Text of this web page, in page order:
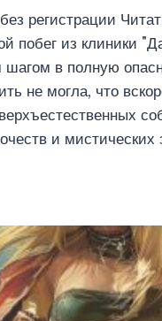
регистрации
побег из клиники
в полную
не могла, что
и мистических